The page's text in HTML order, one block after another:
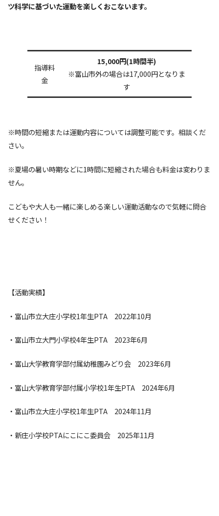
ツ科学に基づいた運動を楽しくおこないます。
指導料
金
15,000円(1時間半)
※富山市外の場合は17,000円となりま
す
※時間の短縮または運動内容については調整可能です。相談くだ
さい。
※夏場の暑い時期などに1時間に短縮された場合も料金は変わりま
せん。
こどもや大人も一緒に楽しめる楽しい運動活動なので気軽に問合
せください！
【活動実績】
・富山市立大庄小学校1年生PTA 2022年10月
・富山市立大門小学校4年生PTA 2023年6月
・富山大学教育学部付属幼稚園みどり会 2023年6月
・富山大学教育学部付属小学校1年生PTA 2024年6月
・富山市立大庄小学校1年生PTA 2024年11月
・新庄小学校PTAにこにこ委員会 2025年11月